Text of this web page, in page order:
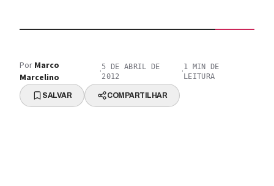
Por Marco
Marcelino
·5 DE ABRIL DE
2012
·1 MIN DE
LEITURA
SALVAR COMPARTILHAR